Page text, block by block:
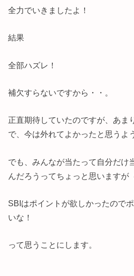
全力でいきましたよ！
結果
全部ハズレ！
補欠すらないですから・・。
正直期待していたのですが、あま
で、今は外れてよかったと思うよ
でも、みんなが当たって自分だけ
んだろうってちょっと思いますが
SBIはポイントが欲しかったので
いな！
って思うことにします。